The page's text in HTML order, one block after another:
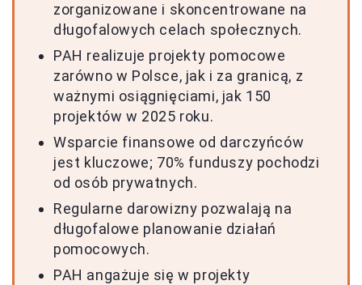
zorganizowane i skoncentrowane na
długofalowych celach społecznych.
PAH realizuje projekty pomocowe
zarówno w Polsce, jak i za granicą, z
ważnymi osiągnięciami, jak 150
projektów w 2025 roku.
Wsparcie finansowe od darczyńców
jest kluczowe; 70% funduszy pochodzi
od osób prywatnych.
Regularne darowizny pozwalają na
długofalowe planowanie działań
pomocowych.
PAH angażuje się w projekty